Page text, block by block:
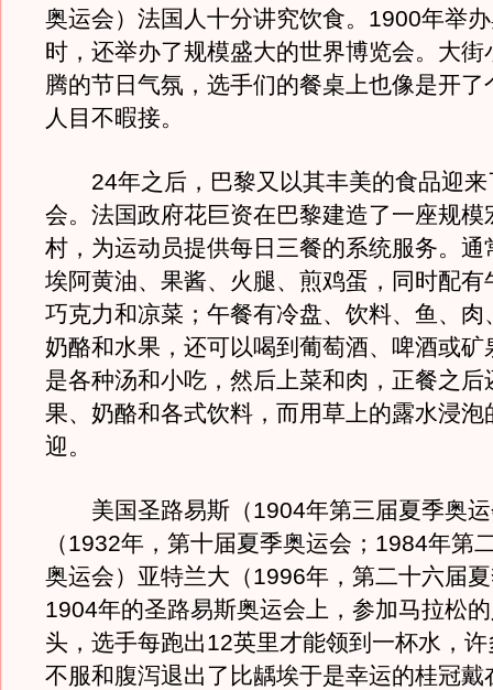
奥运会）法国人十分讲究饮食。1900年举
时，还举办了规模盛大的世界博览会。大街
腾的节日气氛，选手们的餐桌上也像是开了
人目不暇接。
24年之后，巴黎又以其丰美的食品迎来
会。法国政府花巨资在巴黎建造了一座规模
村，为运动员提供每日三餐的系统服务。通
埃阿黄油、果酱、火腿、煎鸡蛋，同时配有
巧克力和凉菜；午餐有冷盘、饮料、鱼、肉
奶酪和水果，还可以喝到葡萄酒、啤酒或矿
是各种汤和小吃，然后上菜和肉，正餐之后
果、奶酪和各式饮料，而用草上的露水浸泡
迎。
美国圣路易斯（1904年第三届夏季奥运
（1932年，第十届夏季奥运会；1984年第
奥运会）亚特兰大（1996年，第二十六届
1904年的圣路易斯奥运会上，参加马拉松
头，选手每跑出12英里才能领到一杯水，
不服和腹泻退出了比龋埃于是幸运的桂冠戴